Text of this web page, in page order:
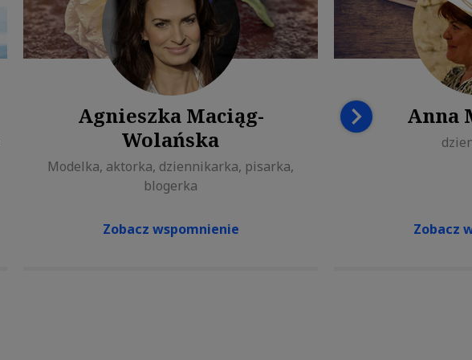
Agnieszka Maciąg-
Wolańska
Modelka, aktorka, dziennikarka, pisarka,
blogerka
Zobacz wspomnienie
Anna
Zobacz